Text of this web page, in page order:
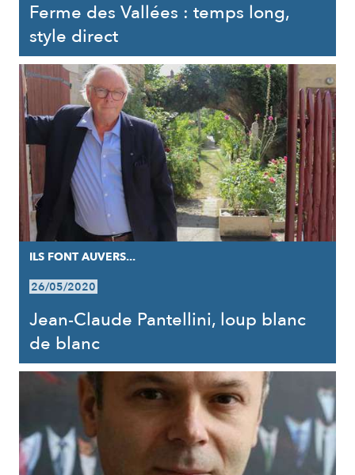
Ferme des Vallées : temps long,
style direct
ILS FONT AUVERS...
26/05/2020
Jean-Claude Pantellini, loup blanc
de blanc